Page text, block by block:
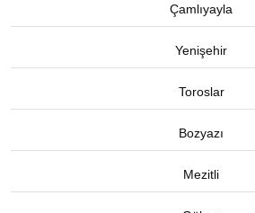
Çamlıyayla
Yenişehir
Toroslar
Bozyazı
Mezitli